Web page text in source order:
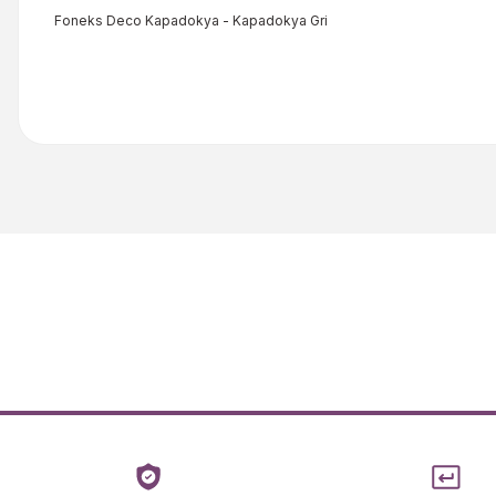
Foneks Deco Kapadokya - Kapadokya Gri